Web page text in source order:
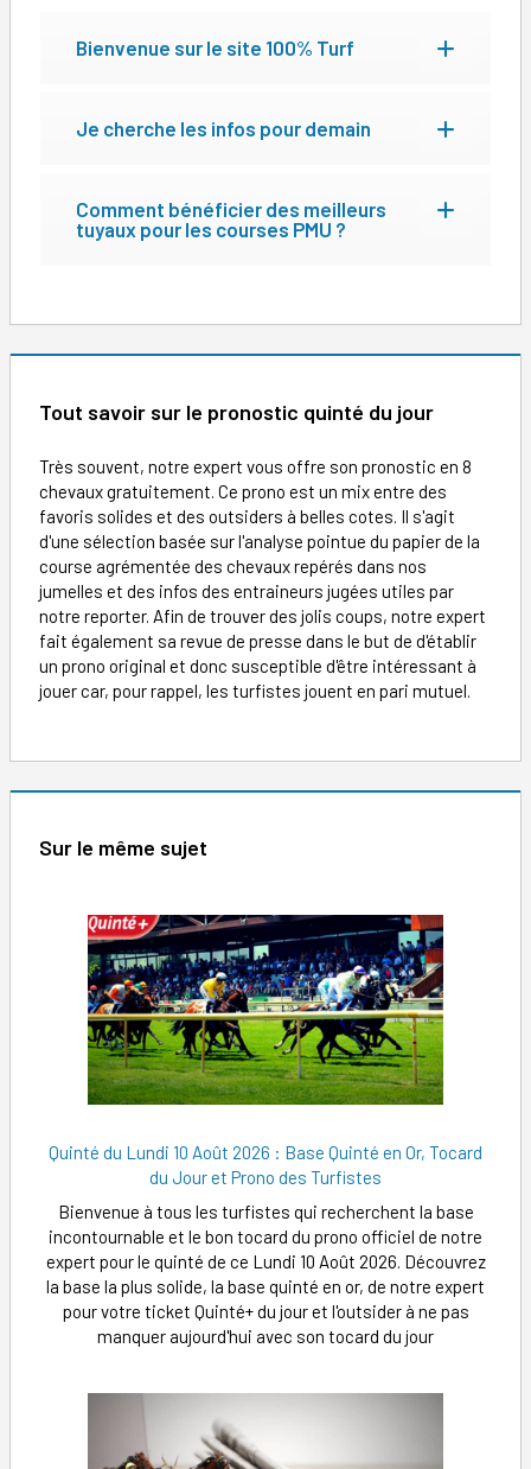
Bienvenue sur le site 100% Turf
Je cherche les infos pour demain
Comment bénéficier des meilleurs
tuyaux pour les courses PMU ?
Tout savoir sur le pronostic quinté du jour
Très souvent, notre expert vous offre son pronostic en 8
chevaux gratuitement. Ce prono est un mix entre des
favoris solides et des outsiders à belles cotes. Il s'agit
d'une sélection basée sur l'analyse pointue du papier de la
course agrémentée des chevaux repérés dans nos
jumelles et des infos des entraineurs jugées utiles par
notre reporter. Afin de trouver des jolis coups, notre expert
fait également sa revue de presse dans le but de d'établir
un prono original et donc susceptible d'être intéressant à
jouer car, pour rappel, les turfistes jouent en pari mutuel.
Sur le même sujet
Quinté du Lundi 10 Août 2026 : Base Quinté en Or, Tocard
du Jour et Prono des Turfistes
Bienvenue à tous les turfistes qui recherchent la base
incontournable et le bon tocard du prono officiel de notre
expert pour le quinté de ce Lundi 10 Août 2026. Découvrez
la base la plus solide, la base quinté en or, de notre expert
pour votre ticket Quinté+ du jour et l'outsider à ne pas
manquer aujourd'hui avec son tocard du jour